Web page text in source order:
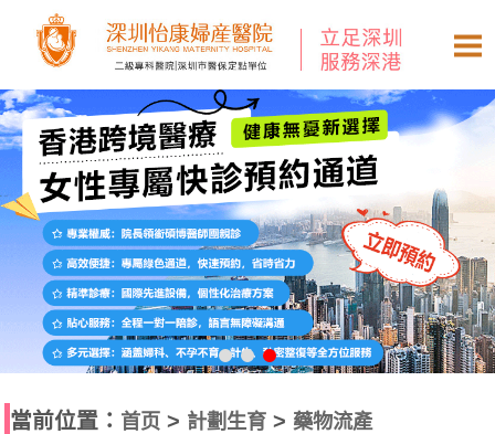
當前位置： 首页 > 計劃生育 > 藥物流產